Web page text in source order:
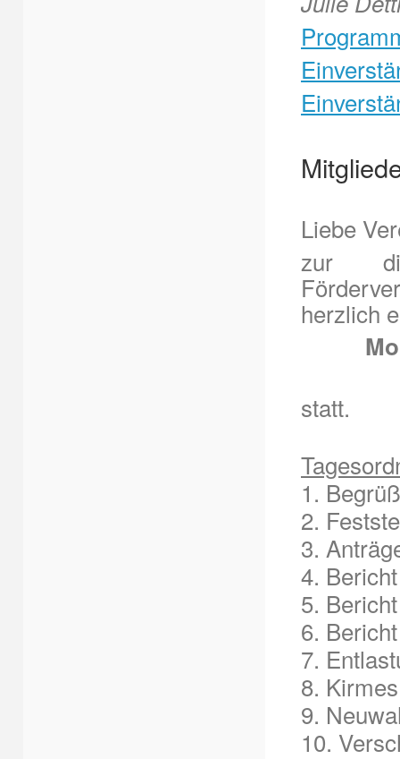
Liebe
zur
herzlich
statt.
1.
2.
3.
4.
5.
6.
7.
8.
9.
10.